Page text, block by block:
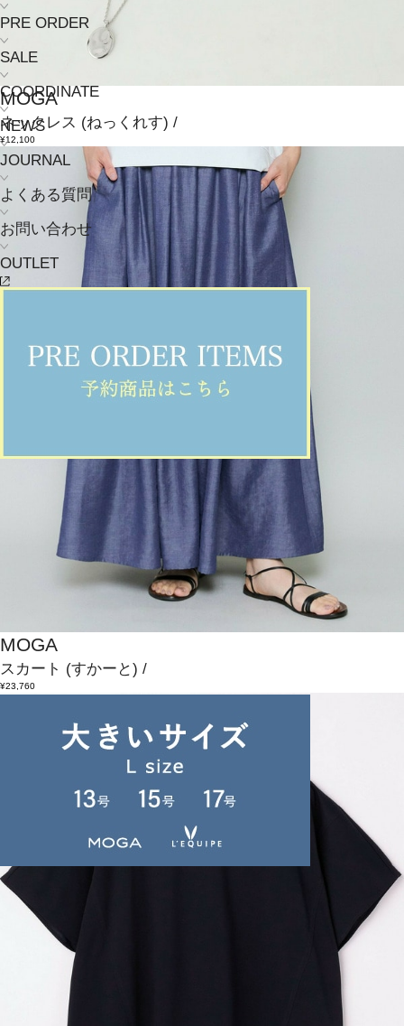
PRE ORDER
SALE
COORDINATE
NEWS
JOURNAL
よくある質問
お問い合わせ
OUTLET
MOGA
ネックレス (ねっくれす) /
¥12,100
MOGA
スカート (すかーと) /
¥23,760